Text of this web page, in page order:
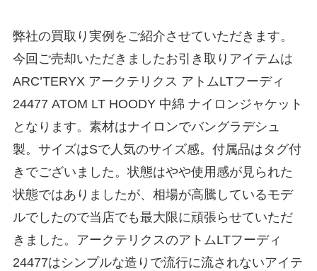
弊社の買取り実例をご紹介させていただきます。
今回ご売却いただきましたお引き取りアイテムは
ARC’TERYX アークテリクス アトムLTフーディ
24477 ATOM LT HOODY 中綿 ナイロンジャケット
となります。素材はナイロンでバングラデシュ
製。サイズはSで人気のサイズ感。付属品はタグ付
きでございました。状態はやや使用感が見られた
状態ではありましたが、相場が高騰しているモデ
ルでしたので当店でも最大限に頑張らせていただ
きました。アークテリクスのアトムLTフーディ
24477はシンプルな造りで流行に流されないアイテ